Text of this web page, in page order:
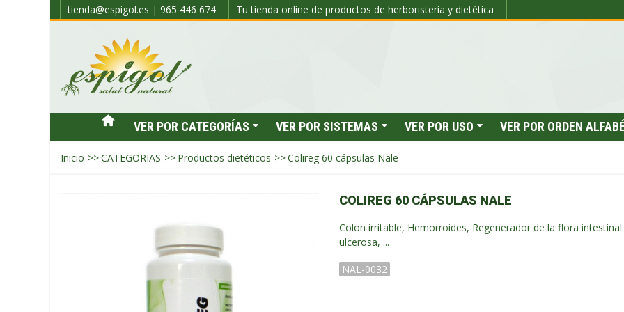
tienda@espigol.es | 965 446 674 Tu tienda online de productos de herboristería y dietética
VER POR CATEGORÍAS VER POR SISTEMAS VER POR USO VER POR ORDEN
Inicio >>CATEGORIAS >> Productos dietéticos >>Colireg 60 cápsulas Nale
COLIREG 60 CÁPSULAS NALE
Colon irritable, Hemorroides, Regenerador de la flora
ulcerosa, ...
NAL-0032